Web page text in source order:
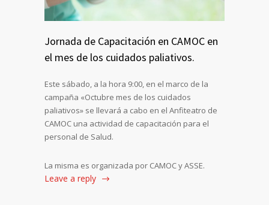
Jornada de Capacitación en CAMOC en
el mes de los cuidados paliativos.
Este sábado, a la hora 9:00, en el marco de la
campaña «Octubre mes de los cuidados
paliativos» se llevará a cabo en el Anfiteatro de
CAMOC una actividad de capacitación para el
personal de Salud.
La misma es organizada por CAMOC y ASSE.
Leave a reply